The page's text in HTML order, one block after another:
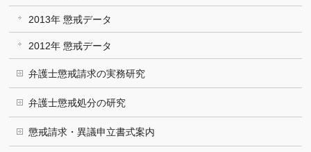
2013年 懲戒データ
2012年 懲戒データ
弁護士懲戒請求の実務研究
弁護士懲戒処分の研究
懲戒請求・異議申立書式案内